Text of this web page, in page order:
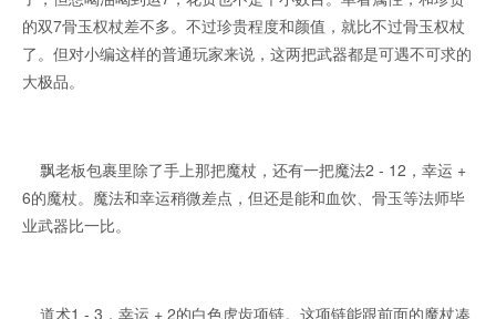
的双7骨玉权杖差不多。不过珍贵程度和颜值，就比不过骨玉权杖
了。但对小编这样的普通玩家来说，这两把武器都是可遇不可求的
大极品。
飘老板包裹里除了手上那把魔杖，还有一把魔法2 - 12，幸运 +
6的魔杖。魔法和幸运稍微差点，但还是能和血饮、骨玉等法师毕
业武器比一比。
道术1 - 3，幸运 + 2的白色虎齿项链。这项链能跟前面的魔杖凑